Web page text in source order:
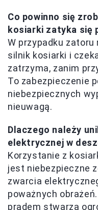
Co powinno się
kosiarki zatyka się
W przypadku zatoru
silnik kosiarki i
zatrzyma, zanim
To zabezpieczenie
niebezpiecznych
nieuwagą.
Dlaczego należy
elektrycznej w
Korzystanie z
jest niebezpieczne
zwarcia
poważnych
prądem stwarza